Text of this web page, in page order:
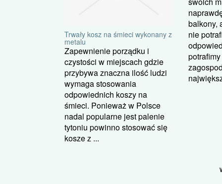
Trwały kosz na śmieci wykonany z
metalu
Zapewnienie porządku i
czystości w miejscach gdzie
przybywa znaczna ilość ludzi
wymaga stosowania
odpowiednich koszy na
śmieci. Ponieważ w Polsce
nadal popularne jest palenie
tytoniu powinno stosować się
kosze z ...
balkony,
nie